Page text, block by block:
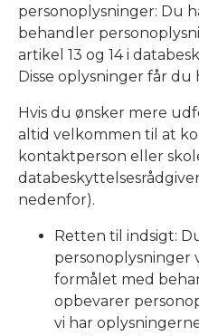
personoplysninger: Du
behandler
artikel 13 og 14 i
Disse oplysninger får du
Hvis du ønsker mere
altid velkommen til at
kontaktperson eller
nedenfor).
Retten til indsigt:
personoplysninger
formålet med
opbevarer
vi har